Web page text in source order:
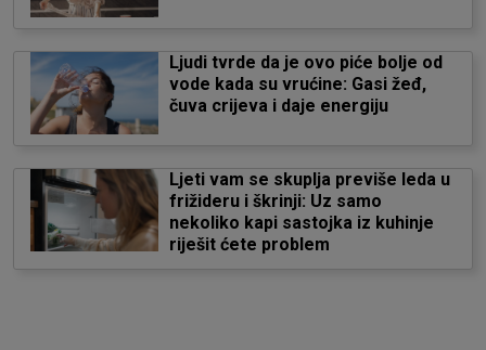
Ljudi tvrde da je ovo piće bolje od
vode kada su vrućine: Gasi žeđ,
čuva crijeva i daje energiju
Ljeti vam se skuplja previše leda u
frižideru i škrinji: Uz samo
nekoliko kapi sastojka iz kuhinje
riješit ćete problem